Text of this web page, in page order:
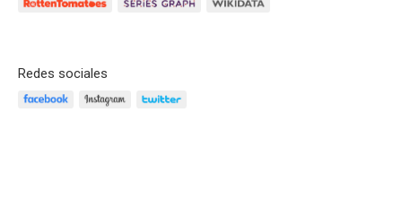
Redes sociales